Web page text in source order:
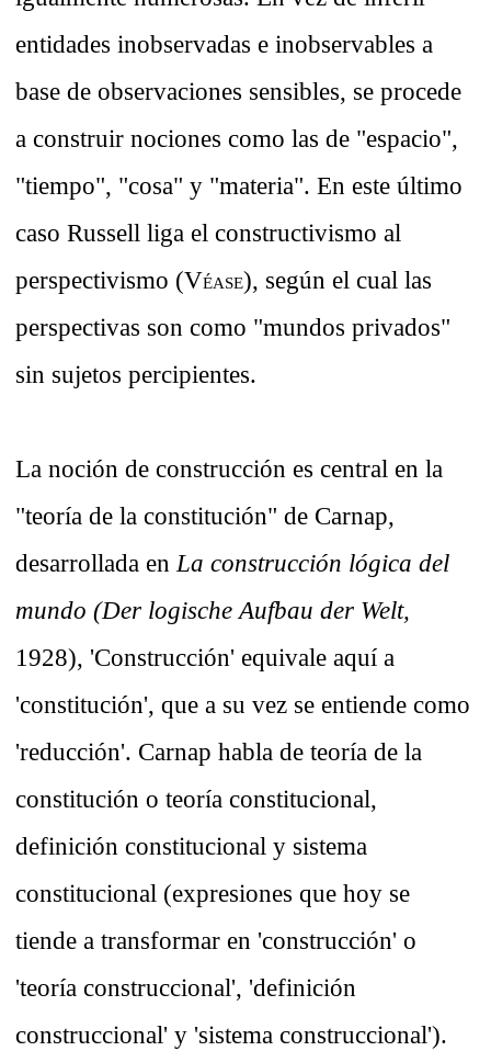
entidades inobservadas e inobservables a
base de observaciones sensibles, se procede
a construir nociones como las de "espacio",
"tiempo", "cosa" y "materia". En este último
caso Russell liga el constructivismo al
perspectivismo (VÉASE), según el cual las
perspectivas son como "mundos privados"
sin sujetos percipientes.
La noción de construcción es central en la
"teoría de la constitución" de Carnap,
desarrollada en La construcción lógica del
mundo (Der logische Aufbau der Welt,
1928), 'Construcción' equivale aquí a
'constitución', que a su vez se entiende como
'reducción'. Carnap habla de teoría de la
constitución o teoría constitucional,
definición constitucional y sistema
constitucional (expresiones que hoy se
tiende a transformar en 'construcción' o
'teoría construccional', 'definición
construccional' y 'sistema construccional').